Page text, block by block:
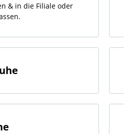
& in die Filiale oder